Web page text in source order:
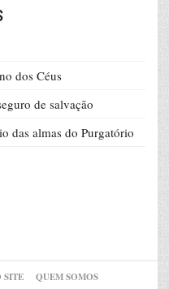
dos Céus
de salvação
das almas do Purgatório
SITE QUEM SOMOS